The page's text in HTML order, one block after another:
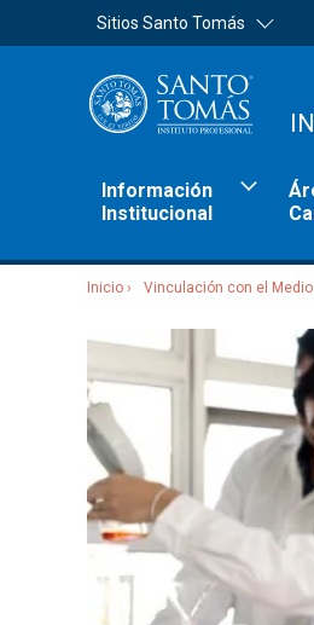
Sitios Santo Tomás
Información
Institucional
Inicio Vinculación con el Medio